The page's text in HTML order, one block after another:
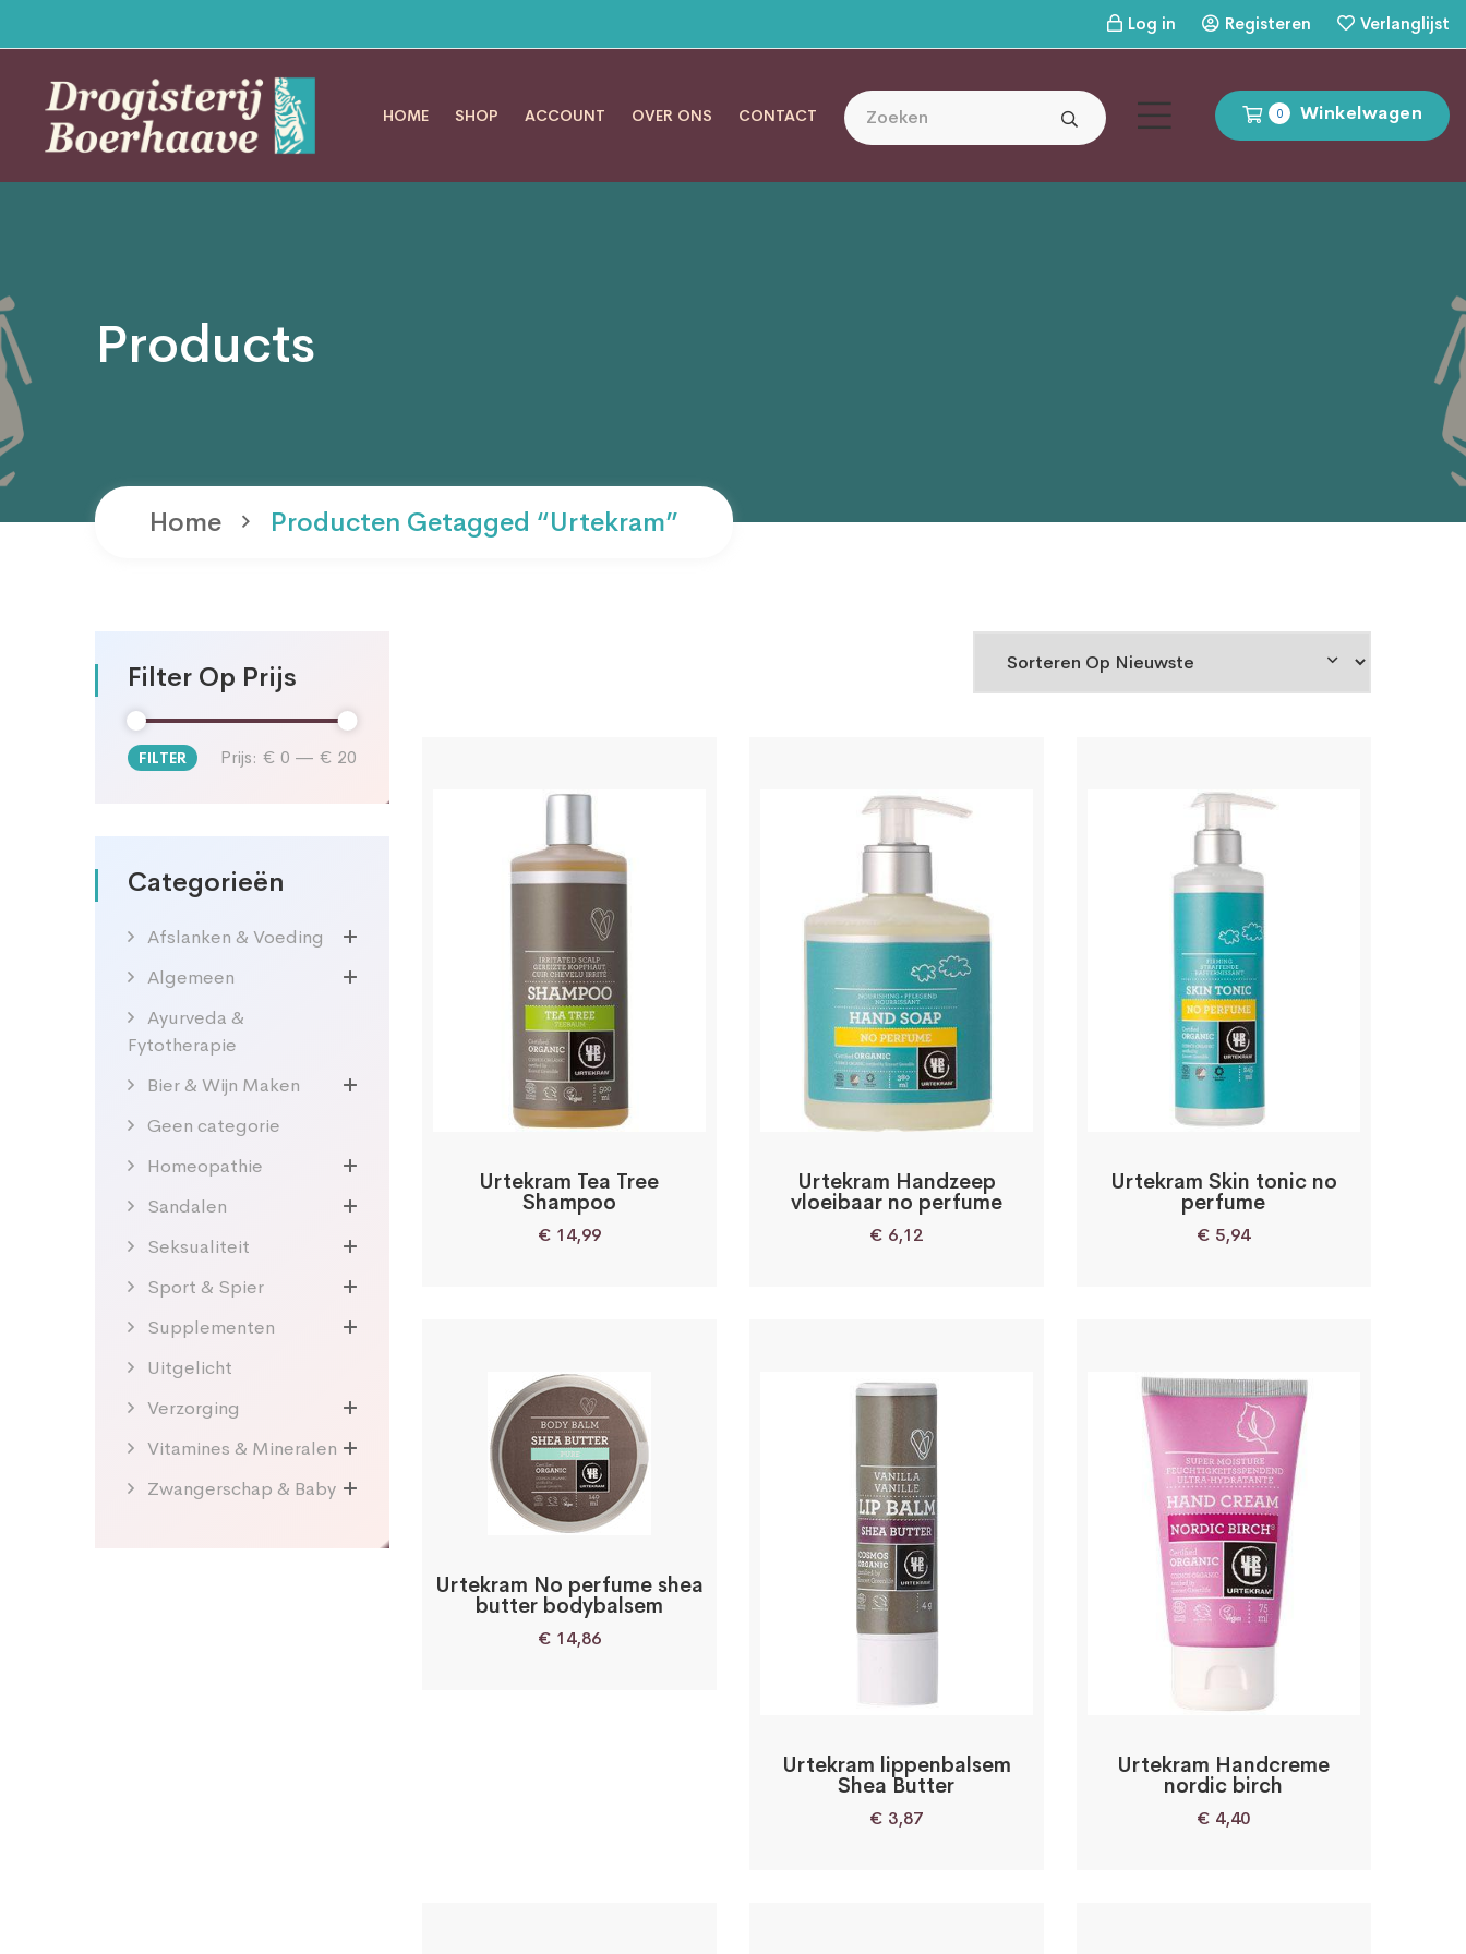
Log in Registeren Verlanglijst
0 Winkelwagen
HOME SHOP ACCOUNT OVER ONS CONTACT
Products
Home Producten Getagged “urtekram”
Filter Op Prijs
Min.
Max.
FILTER Prijs: € 0 — € 20
Categorieën
Afslanken & Voeding
Algemeen
Ayurveda &
Fytotherapie
Bier & Wijn Maken
Geen categorie
Homeopathie
Sandalen
Seksualiteit
Sport & Spier
Supplementen
Uitgelicht
Verzorging
Vitamines & Mineralen
Zwangerschap & Baby
Urtekram Tea Tree
Shampoo
€ 14,99
Urtekram Handzeep
vloeibaar no perfume
€ 6,12
Urtekram Skin tonic no
perfume
€ 5,94
Urtekram No perfume shea
butter bodybalsem
€ 14,86
Urtekram lippenbalsem
Shea Butter
€ 3,87
Urtekram Handcreme
nordic birch
€ 4,40